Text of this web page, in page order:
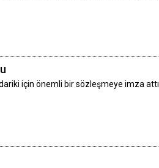
için önemli bir sözleşmeye imza attı